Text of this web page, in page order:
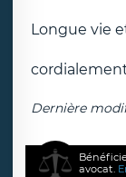
Longue vie
Dernière
avocat.